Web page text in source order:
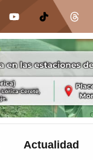
Actualidad